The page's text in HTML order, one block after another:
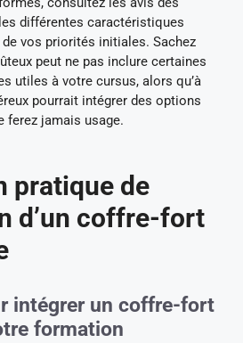
différentes caractéristiques
vos priorités initiales. Sachez
peut ne pas inclure certaines
utiles à votre cursus, alors qu’à
pourrait intégrer des options
ferez jamais usage.
pratique de
d’un coffre-fort
intégrer un coffre-fort
formation